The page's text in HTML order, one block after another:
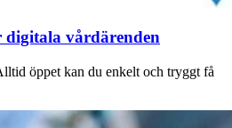
vårdärenden
öppet kan du enkelt och tryggt få